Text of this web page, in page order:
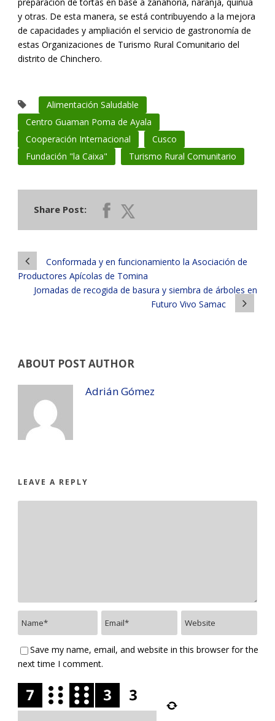
preparación de tortas en base a zanahoria, naranja, quinua
y otras. De esta manera, se está contribuyendo a la mejora
de capacidades y ampliación el servicio de gastronomía de
estas Organizaciones de Turismo Rural Comunitario del
distrito de Chinchero.
Alimentación Saludable
Centro Guaman Poma de Ayala
Cooperación Internacional
Cusco
Fundación "la Caixa"
Turismo Rural Comunitario
Share Post:
Conformada y en funcionamiento la Asociación de
Productores Apícolas de Tomina
Jornadas de recogida de basura y siembra de árboles en
Futuro Vivo Samac
ABOUT POST AUTHOR
Adrián Gómez
LEAVE A REPLY
Save my name, email, and website in this browser for the
next time I comment.